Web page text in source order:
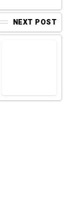
NEXT POST